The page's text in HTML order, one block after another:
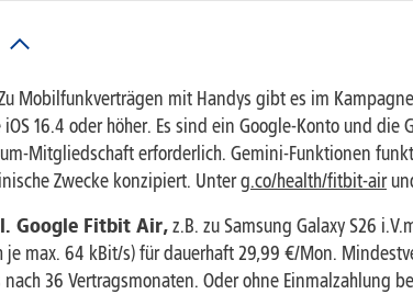
Mobilfunkverträgen mit Handys gibt es im
16.4 oder höher. Es sind ein Google-Konto und
Mitgliedschaft erforderlich. Gemini-Funktionen
Zwecke konzipiert. Unterg.co/health/fitbit-air
Google Fitbit Air,z.B. zu Samsung Galaxy S26
je max. 64 kBit/s) für dauerhaft 29,99 €/Mon.
36 Vertragsmonaten. Oder ohne Einmalzahlung